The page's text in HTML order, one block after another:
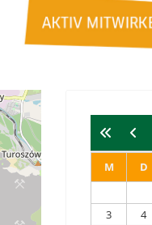
M D
3
4